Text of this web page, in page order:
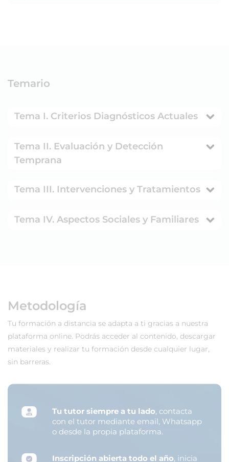
Temario
Tema I. Criterios Diagnósticos Actuales
Tema II. Evaluación y Detección
Temprana
Tema III. Intervenciones y Tratamientos
Tema IV. Aspectos Sociales y Familiares
Metodología
Tu formación a distancia se adapta a ti gracias a nuestra
plataforma online. Podrás acceder al contenido, descargar
materiales y realizar tu formación desde cualquier lugar,
sin barreras.
Tu tutor siempre a tu lado, contacta
con el tutor mediante email, Whatsapp
o desde la propia plataforma.
Inscripción abierta todo el año, inicia